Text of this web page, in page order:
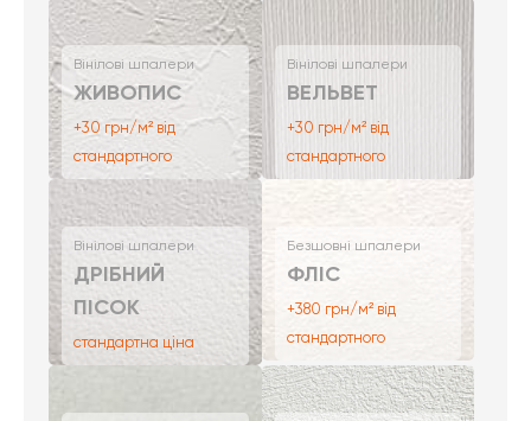
Вінілові шпалери
ЖИВОПИС
+30 грн/м² від
стандартного
Вінілові шпалери
ВЕЛЬВЕТ
+30 грн/м² від
стандартного
Вінілові шпалери
ДРІБНИЙ
ПІСОК
стандартна ціна
Безшовні шпалери
ФЛІС
+380 грн/м² від
стандартного